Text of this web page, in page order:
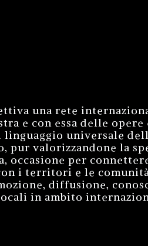
una rete
e con essa delle
universale
pur valorizzandone la
occasione per
i territori e le
diffusione,
in ambito